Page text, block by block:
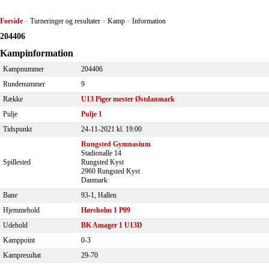
Forside > Turneringer og resultater > Kamp > Information
204406
Kampinformation
Kampnummer
204406
Rundenummer
9
Række
U13 Piger mester Østdanmark
Pulje
Pulje 1
Tidspunkt
24-11-2021 kl. 19:00
Spillested
Rungsted Gymnasium
Stadionalle 14
Rungsted Kyst
2960 Rungsted Kyst
Danmark
Bane
93-1, Hallen
Hjemmehold
Hørsholm 1 P09
Udehold
BK Amager 1 U13D
Kamppoint
0-3
Kampresultat
29-70